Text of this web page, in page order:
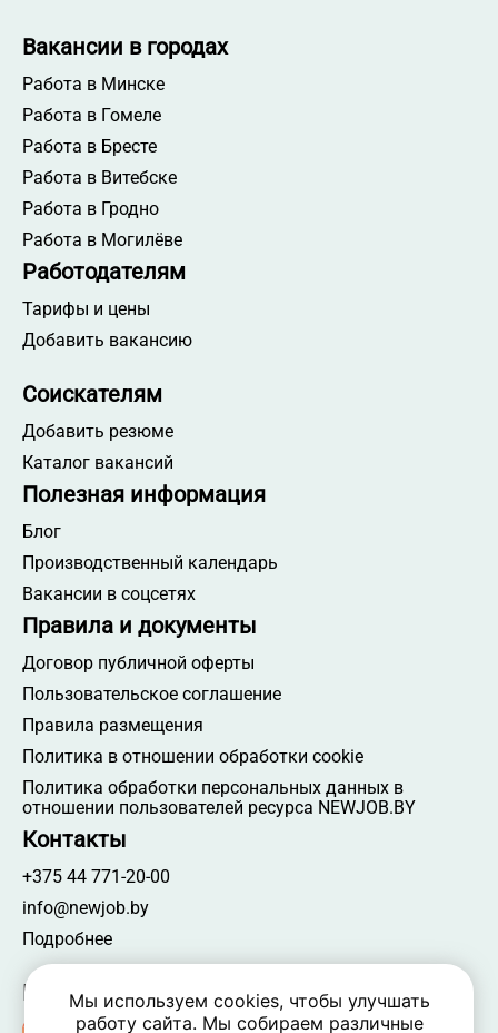
Вакансии в городах
Работа в Минске
Работа в Гомеле
Работа в Бресте
Работа в Витебске
Работа в Гродно
Работа в Могилёве
Работодателям
Тарифы и цены
Добавить вакансию
Соискателям
Добавить резюме
Каталог вакансий
Полезная информация
Блог
Производственный календарь
Вакансии в соцсетях
Правила и документы
Договор публичной оферты
Пользовательское соглашение
Правила размещения
Политика в отношении обработки cookie
Политика обработки персональных данных в
отношении пользователей ресурса NEWJOB.BY
Контакты
+375 44 771-20-00
info@newjob.by
Подробнее
Мы в соцсетях
Мы используем cookies, чтобы улучшать
работу сайта. Мы собираем различные